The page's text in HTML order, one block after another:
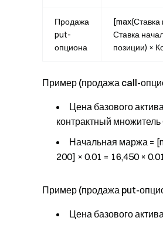
Продажа
put-
опциона
[max(Ставка
Ставка
позиции) ×
Пример (продажа call-
Цена базового
контрактный множитель
Начальная маржа =
200] × 0.01 = 16,450 ×
Пример (продажа put-
Цена базового